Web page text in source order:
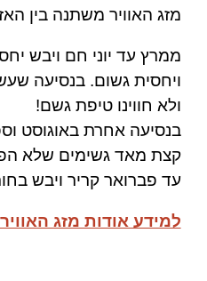
מזג האוויר משתנה בין
ממרץ עד יוני חם ויבש
ויחסית גשום. בנסיעה
ולא חווינו טיפת גשם!
בנסיעה אחרת באוגוסט
קצת מאד גשימים שלא
עד פברואר קריר ויבש
למידע אודות מזג